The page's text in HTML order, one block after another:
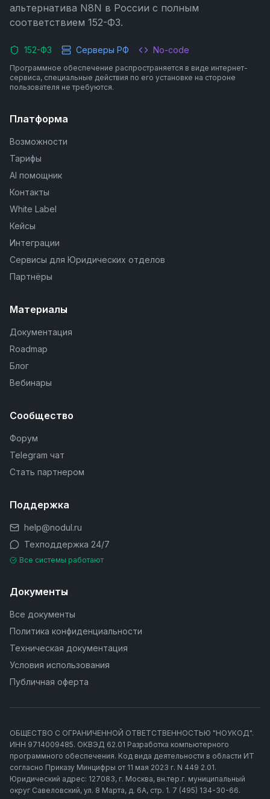
альтернатива N8N в России с полным
соответствием 152-ФЗ.
152-ФЗ Серверы РФ No-code
Программное обеспечение распространяется в виде интернет-
сервиса, специальные действия по его установке на стороне
пользователя не требуются.
Платформа
Возможности
Тарифы
AI помощник
Контакты
White Label
Кейсы
Интеграции
Сервисы для Юридических отделов
Партнёры
Материалы
Документация
Roadmap
Блог
Вебинары
Сообщество
Форум
Telegram чат
Стать партнером
Поддержка
help@nodul.ru
Техподдержка 24/7
Все системы работают
Документы
Все документы
Политика конфиденциальности
Техническая документация
Условия использования
Публичная оферта
ОБЩЕСТВО С ОГРАНИЧЕННОЙ ОТВЕТСТВЕННОСТЬЮ "НОУКОД".
ИНН 9714009485. ОКВЭД 62.01 Разработка компьютерного
программного обеспечения. Код вида деятельности в области ИТ
согласно Приказу Минцифры от 11 мая 2023 г. N 449 2.01.
Юридический адрес: 127083, г. Москва, вн.тер.г. муниципальный
округ Савеловский, ул. 8 Марта, д. 6А, стр. 1. 7 (495) 134-30-66.